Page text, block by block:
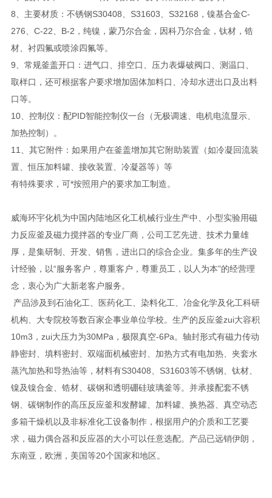
8、主要材质：不锈钢S30408、S31603、S32168，镍基合金C-
276、C-22、B-2，纯镍，蒙乃尔合金，因科乃尔合金，钛材，锆
材、衬四氟或喷涂四氟等。
9、常规釜盖开口：进气口、排空口、压力表爆破阀口、测温口、
取样口，还可根据客户要求增加固体加料口、冷却水进出口及出料
口等。
10、控制仪：配PID智能控制仪一台（无极调速、电机电流显示、
加热控制）。
11、其它附件：如果用户在釜盖增加其它附助装置（如冷凝回流装
置、恒压加料罐、接收装置、冷凝器等）等
有特殊要求，可*按照用户的要求加工制造。
威海环宇化机为中国内陆地区化工机械行业生产中、小型实验用磁
力反应釜及磁力搅拌器的专业厂商，公司工艺先进、技术力量雄
厚，是集研制、开发、销售，进出口的综合企业。集多年的生产设
计经验，以“服务客户，尊重客户，尊重员工，以人为本”的经营理
念，衷心为广大新老客户服务。
产品涉及到石油化工、医药化工、染料化工、冶金化学及化工科研
机构、大专院校等数百家企事业单位学校。生产的反应釜zui大容积
10m3，zui大压力为30MPa，极限真空-6Pa。轴封形式有磁力传动
静密封、填料密封、双端面机械密封、加热方式有电加热、夹套水
蒸汽加热和导热油等，材料有S30408、S31603等不锈钢、钛材、
镍及镍合金、锆材、碳钢和透明硼硅玻璃釜等。并承接配套不锈
钢、碳钢制作的高压反应釜和发酵罐、加料罐、换热器、真空动态
多箱干燥机以及非标准化工设备制作，根据用户的介质和工艺要
求，磁力偶合器和反应器的大小可以任意选配。产品已远销伊朗，
东南亚，欧洲，美国等20个国家和地区。